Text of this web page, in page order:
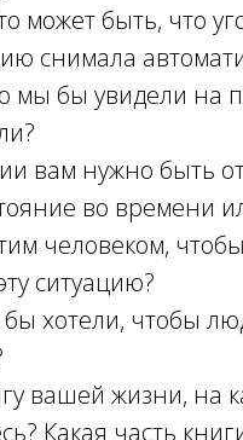
может быть, что
снимала
мы бы увидели на
вам нужно быть
во времени
человеком,
ситуацию?
хотели, чтобы
вашей жизни, на
Какая часть